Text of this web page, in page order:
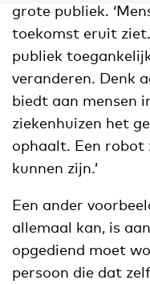
grote publiek.
toekomst eruit
publiek
veranderen. Denk
biedt aan mensen
ziekenhuizen het
ophaalt. Een robot
kunnen zijn.’
Een ander
allemaal kan, is
opgediend moet
persoon die dat